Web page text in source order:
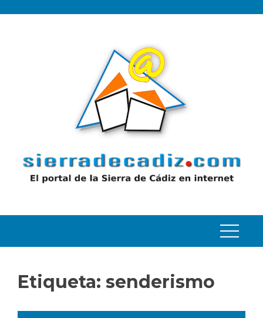
Etiqueta: senderismo